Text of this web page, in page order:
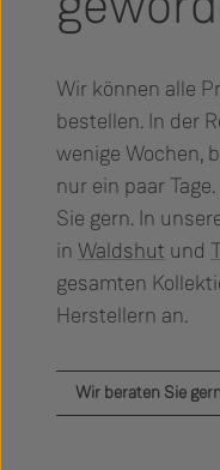
Wir können alle
bestellen. In der
wenige Wochen,
nur ein paar
Sie gern. In
in Waldshut und
gesamten
Herstellern an.
Wir beraten Sie